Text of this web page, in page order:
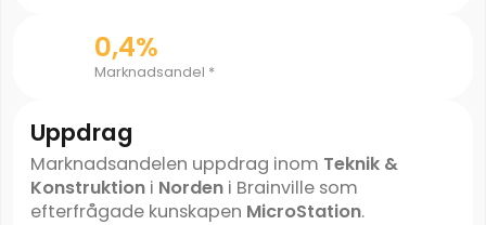
0,4%
Marknadsandel *
Uppdrag
Marknadsandelen uppdrag inom Teknik &
Konstruktioni Nordeni Brainville som
efterfrågade kunskapen MicroStation.